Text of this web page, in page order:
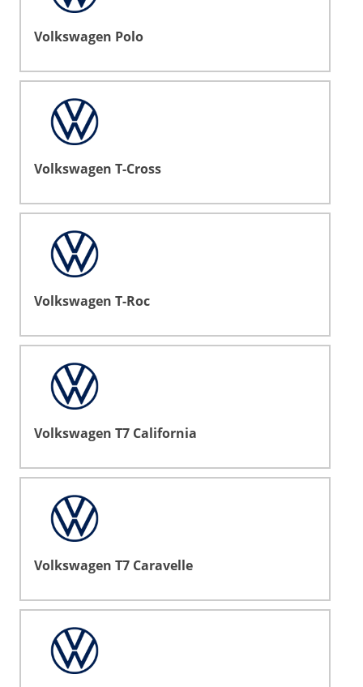
Volkswagen Polo
Volkswagen T-Cross
Volkswagen T-Roc
Volkswagen T7 California
Volkswagen T7 Caravelle